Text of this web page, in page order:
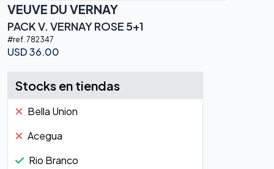
VEUVE DU VERNAY
PACK V. VERNAY ROSE 5+1
#ref. 782347
USD36.00
Stocks en tiendas
Bella Union
Acegua
Rio Branco